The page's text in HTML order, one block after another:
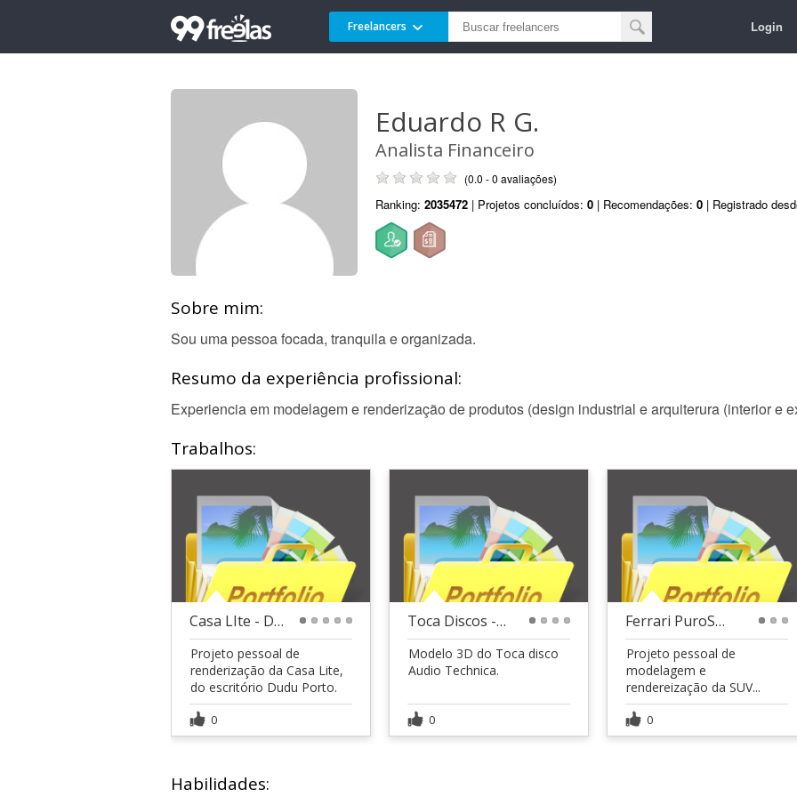
Freelancers Login
Eduardo R G.
Analista Financeiro
(0.0 - 0 avaliações)
Ranking: 2035472 | Projetos concluídos: 0 | Recomendações: 0 | Registrado
Sobre mim:
Sou uma pessoa focada, tranquila e organizada.
Resumo da experiência profissional:
Experiencia em modelagem e renderização de produtos (design industrial e arquiterura (interior e
Trabalhos:
Casa LIte - Dudu Porto
Projeto pessoal de
renderização da Casa Lite,
do escritório Dudu Porto.
0
Toca Discos - Audio Technica AT-LP50
Modelo 3D do Toca disco
Audio Technica.
0
Ferrari PuroSangue
Projeto pessoal de
modelagem e
rendereização da SUV...
0
Habilidades: